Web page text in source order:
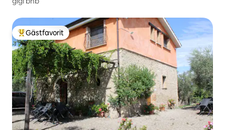
Populär gästfavorit
Gästfavorit